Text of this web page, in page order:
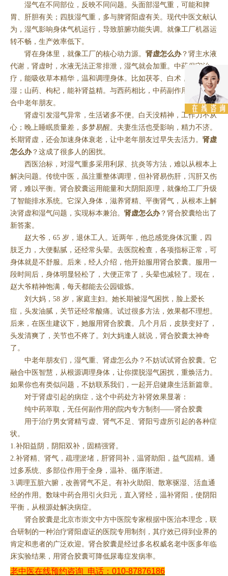
湿气在不同部位，反映不同问题。头面部湿气重，可能和脾
胃、肝胆有关；四肢湿气重，多与脾肾阳虚有关。现代中医文献认
为，湿气影响身体气机运行，导致脏腑功能失调。就像工厂机器运
转不畅，生产效率低下。
肾在身体里，就像工厂的核心动力源。 肾虚怎么办？肾主水液
代谢，肾虚时，水液无法正常排泄，湿气就会加重。中药保守治
疗，能吸收草本精华，温和调理身体。比如茯苓、白术，可健脾祛
湿；山药、枸杞，能补肾益精。与西药相比，中药副作用小，更适
合中老年朋友。
肾虚引发湿气异常，生活诸多不便。白天没精神，工作力不从
心；晚上睡眠质量差，多梦易醒。夫妻生活也受影响，精力不济。
长期肾虚，还会加速身体衰老，让中老年朋友过早失去活力。 肾虚
怎么办？这成了很多人的困扰。
西医治标，对湿气重多采用利尿、抗炎等方法，难以从根本上
解决问题。传统中医，虽注重整体调理，但补肾易伤肝，泻肝又伤
肾，难以平衡。肾合胶囊运用能量和大阴阳原理，就像给工厂升级
了智能排水系统。它深入身体，滋养肾精、平衡肾气，从根本上解
决肾虚和湿气问题，实现标本兼治。 肾虚怎么办？肾合胶囊给出了
新答案。
赵大爷，65 岁，退休工人。近两年，他总感觉身体沉重，四
肢乏力，大便黏腻，还经常头晕。去医院检查，各项指标正常，可
身体就是不舒服。后来，经人介绍，他开始服用肾合胶囊。服用一
段时间后，身体明显轻松了，大便正常了，头晕也减轻了。现在，
赵大爷精神饱满，每天都能去公园锻炼。
刘大妈，58 岁，家庭主妇。她长期被湿气困扰，脸上爱长
痘，头发油腻，关节还经常酸痛。试过很多方法，效果都不理想。
后来，在医生建议下，她服用肾合胶囊。几个月后，皮肤变好了，
头发清爽了，关节也不疼了。刘大妈逢人就说，肾合胶囊太神奇
了。
中老年朋友们，湿气重、肾虚怎么办？不妨试试肾合胶囊。它
融合中医智慧，从根源调理身体，让你摆脱湿气困扰，重焕活力。
如果你也有类似问题，不妨联系我们，一起开启健康生活新篇章。
对于肾虚引起的病症，这个中药处方补肾效果显著：
纯中药萃取，无任何副作用的院内专方制剂——肾合胶囊
用于治疗男女肾精亏虚、肾气不足、肾阳亏虚所引起的各种症
状。
1.补阳益阴，阴阳双补，固精强肾。
2.补肾精、肾气，疏理淤堵，肝肾同补，温肾助阳，益气固精。通
过多系统、多部位作用于全身，温补、循序渐进。
3.调理五脏六腑，改善肾气不足。有补火助阳、散寒驱湿、活血通
经的作用。数味中药合用引火归元，直入肾经，温补肾阳，使阴阳
平衡，从根源处解决病症。
肾合胶囊是北京市崇文中方中医院专家根据中医治本理念，联
合研制的一种治疗肾阳虚证的医院专用制剂，其疗效已得到业界的
肯定和患者的广泛欢迎。肾合胶囊是经过多名权威名老中医多年临
床实验结果，用肾合胶囊可降低尿毒症发病率。
老中医在线预约咨询 电话：010-87876186